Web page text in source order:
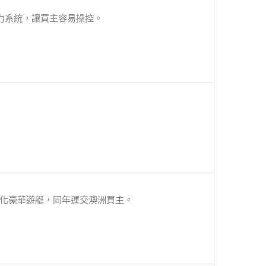
統，讓買主容易操控。
豪華遊艇，同年運交澳洲買主。